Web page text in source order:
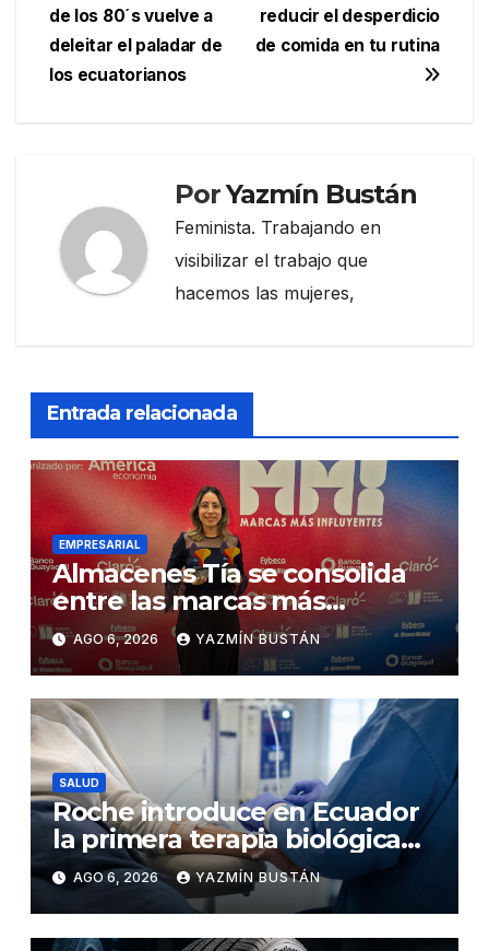
de
entradas
reducir el desperdicio
de comida en tu rutina
de los 80´s vuelve a
deleitar el paladar de
los ecuatorianos
PorYazmín Bustán
Feminista. Trabajando en
visibilizar el trabajo que
hacemos las mujeres,
Entrada relacionada
EMPRESARIAL
Almacenes Tía se consolida
entre las marcas más
influyentes del Ecuador
AGO 6, 2026 YAZMÍN BUSTÁN
SALUD
Roche introduce en Ecuador
la primera terapia biológica
de precisión capaz de
detener el daño renal por
nefritis lúpica
AGO 6, 2026 YAZMÍN BUSTÁN